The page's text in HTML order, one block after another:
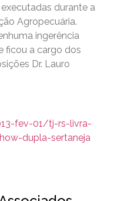
durante a
Agropecuária.
ingerência
ficou a cargo dos
Dr. Lauro
fev-01/tj-rs-livra-
dupla-sertaneja